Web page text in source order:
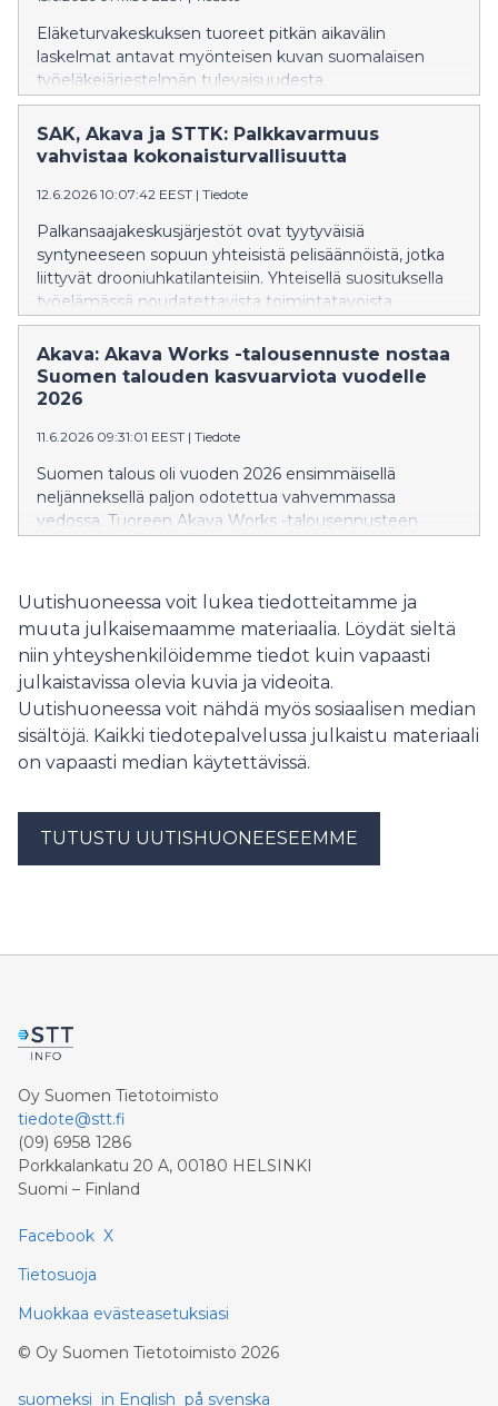
Eläketurvakeskuksen tuoreet pitkän aikavälin
laskelmat antavat myönteisen kuvan suomalaisen
työeläkejärjestelmän tulevaisuudesta.
Työeläkemaksujen sovittua kehitystä se ei muuta,
mutta parantuneet näkymät vahvistavat
mahdollisuuksia varautua tulevaan, toteavat
SAK, Akava ja STTK: Palkkavarmuus
vahvistaa kokonaisturvallisuutta
12.6.2026 10:07:42 EEST | Tiedote
Palkansaajakeskusjärjestöt ovat tyytyväisiä
syntyneeseen sopuun yhteisistä pelisäännöistä, jotka
liittyvät drooniuhkatilanteisiin. Yhteisellä suosituksella
työelämässä noudatettavista toimintatavoista
vahvistetaan kokonaisturvallisuutta.
Akava: Akava Works -talousennuste nostaa
Suomen talouden kasvuarviota vuodelle
2026
11.6.2026 09:31:01 EEST | Tiedote
Suomen talous oli vuoden 2026 ensimmäisellä
neljänneksellä paljon odotettua vahvemmassa
vedossa. Tuoreen Akava Works -talousennusteen
kohentua aikaisintaan syksyllä 2026.
Uutishuoneessa voit lukea tiedotteitamme ja
muuta julkaisemaamme materiaalia. Löydät sieltä
niin yhteyshenkilöidemme tiedot kuin vapaasti
julkaistavissa olevia kuvia ja videoita.
Uutishuoneessa voit nähdä myös sosiaalisen median
sisältöjä. Kaikki tiedotepalvelussa julkaistu materiaali
on vapaasti median käytettävissä.
TUTUSTU UUTISHUONEESEEMME
Oy Suomen Tietotoimisto
tiedote@stt.fi
(09) 6958 1286
Porkkalankatu 20 A, 00180 HELSINKI
Suomi – Finland
Facebook X
Tietosuoja
Muokkaa evästeasetuksiasi
© Oy Suomen Tietotoimisto 2026
suomeksi in English på svenska